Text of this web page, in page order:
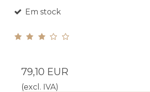
Em stock
79,10 EUR
(excl. IVA)